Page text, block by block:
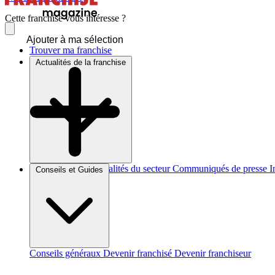
Trouver ma franchise
Actualités de la franchise
Brèves et actus Actualités du secteur Communiqués de presse
Conseils et Guides
Conseils généraux Devenir franchisé Devenir franchiseur
Cette franchise vous intéresse ?
Ajouter à ma sélection